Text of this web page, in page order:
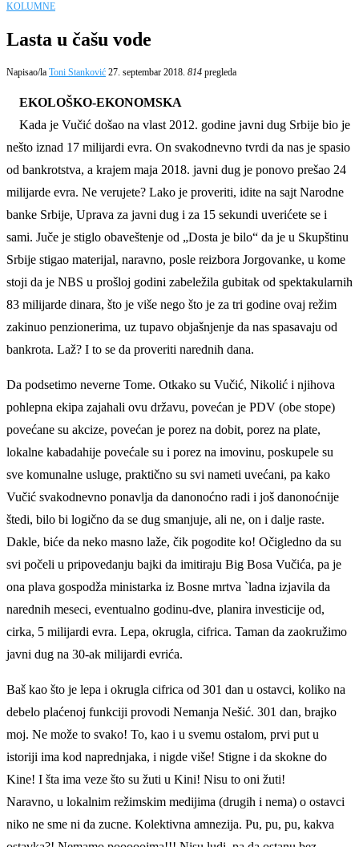
KOLUMNE
Lasta u čašu vode
Napisao/la Toni Stanković 27. septembar 2018. 814 pregleda
EKOLOŠKO-EKONOMSKA
Kada je Vučić došao na vlast 2012. godine javni dug Srbije bio je
nešto iznad 17 milijardi evra. On svakodnevno tvrdi da nas je spasio
od bankrotstva, a krajem maja 2018. javni dug je ponovo prešao 24
milijarde evra. Ne verujete? Lako je proveriti, idite na sajt Narodne
banke Srbije, Uprava za javni dug i za 15 sekundi uverićete se i
sami. Juče je stiglo obaveštenje od „Dosta je bilo“ da je u Skupštinu
Srbije stigao materijal, naravno, posle reizbora Jorgovanke, u kome
stoji da je NBS u prošloj godini zabeležila gubitak od spektakularnih
83 milijarde dinara, što je više nego što je za tri godine ovaj režim
zakinuo penzionerima, uz tupavo objašnjenje da nas spasavaju od
bankrota. Laž? I to se da proveriti narednih dana.
Da podsetimo neverne Tome. Otkako su Vučić, Nikolić i njihova
pohlepna ekipa zajahali ovu državu, povećan je PDV (obe stope)
povećane su akcize, povećan je porez na dobit, porez na plate,
lokalne kabadahije povećale su i porez na imovinu, poskupele su
sve komunalne usluge, praktično su svi nameti uvećani, pa kako
Vučić svakodnevno ponavlja da danonoćno radi i još danonoćnije
štedi, bilo bi logično da se dug smanjuje, ali ne, on i dalje raste.
Dakle, biće da neko masno laže, čik pogodite ko! Očigledno da su
svi počeli u pripovedanju bajki da imitiraju Big Bosa Vučića, pa je
ona plava gospodža ministarka iz Bosne mrtva `ladna izjavila da
narednih meseci, eventualno godinu-dve, planira investicije od,
cirka, 5 milijardi evra. Lepa, okrugla, cifrica. Taman da zaokružimo
javni dug na 30-ak milijardi evrića.
Baš kao što je lepa i okrugla cifrica od 301 dan u ostavci, koliko na
debelo plaćenoj funkciji provodi Nemanja Nešić. 301 dan, brajko
moj. Ne može to svako! To, kao i u svemu ostalom, prvi put u
istoriji ima kod naprednjaka, i nigde više! Stigne i da skokne do
Kine! I šta ima veze što su žuti u Kini! Nisu to oni žuti!
Naravno, u lokalnim režimskim medijima (drugih i nema) o ostavci
niko ne sme ni da zucne. Kolektivna amnezija. Pu, pu, pu, kakva